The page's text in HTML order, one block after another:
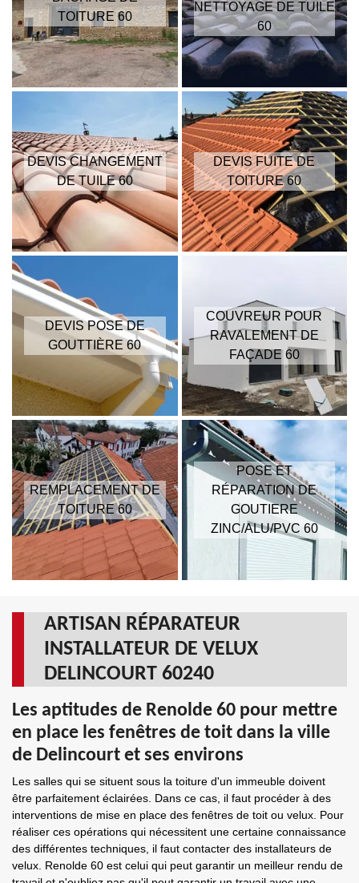
TOITURE 60
NETTOYAGE DE TUILE
60
DEVIS CHANGEMENT
DE TUILE 60
DEVIS FUITE DE
TOITURE 60
DEVIS POSE DE
GOUTTIÈRE 60
COUVREUR POUR
RAVALEMENT DE
FAÇADE 60
REMPLACEMENT DE
TOITURE 60
POSE ET
RÉPARATION DE
GOUTIERE
ZINC/ALU/PVC 60
ARTISAN RÉPARATEUR
INSTALLATEUR DE VELUX
DELINCOURT 60240
Les aptitudes de Renolde 60 pour mettre
en place les fenêtres de toit dans la ville
de Delincourt et ses environs
Les salles qui se situent sous la toiture d'un immeuble doivent
être parfaitement éclairées. Dans ce cas, il faut procéder à des
interventions de mise en place des fenêtres de toit ou velux. Pour
réaliser ces opérations qui nécessitent une certaine connaissance
des différentes techniques, il faut contacter des installateurs de
velux. Renolde 60 est celui qui peut garantir un meilleur rendu de